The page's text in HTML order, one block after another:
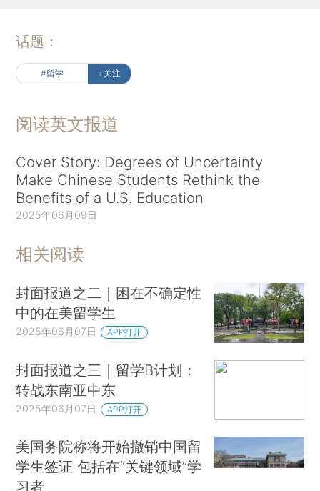
话题：
#留学 +关注
阅读英文报道
Cover Story: Degrees of Uncertainty
Make Chinese Students Rethink the
Benefits of a U.S. Education
2025年06月09日
相关阅读
封面报道之二｜困在不确定性
中的在美留学生
2025年06月07日 APP打开
封面报道之三｜留学B计划：
转战东南亚中东
2025年06月07日 APP打开
美国务院称将开始撤销中国留
学生签证 包括在“关键领域”学
习者